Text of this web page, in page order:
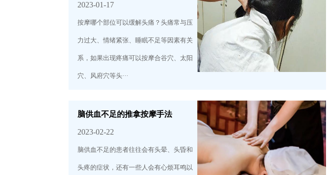
2023-01-17
按摩哪个部位可以缓解头痛？头痛常与压
力过大、情绪紧张、睡眠不足等因素有关
系，如果出现疼痛可以按摩合谷穴、太阳
穴、风府穴等头···
脑供血不足的推拿按摩手法
2023-02-22
脑供血不足的患者往往会有头晕、头昏和
头疼的症状，还有一些人会有心烦耳鸣以